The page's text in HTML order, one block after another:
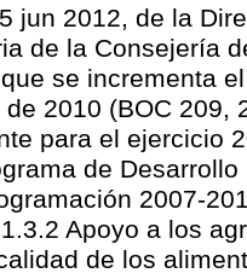
jun 2012, de la
de la Consejería
se incrementa
2010 (BOC 209,
para el ejercicio
de
2007-
Apoyo a los
de los